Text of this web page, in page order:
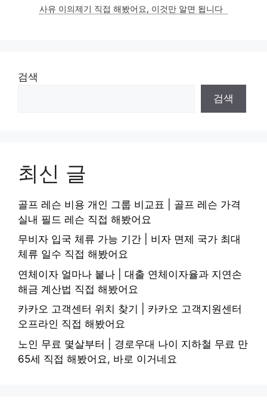
사유 이의제기 직접 해봤어요, 이것만 알면 됩니다
검색
검색
최신 글
골프 레슨 비용 개인 그룹 비교표 | 골프 레슨 가격
실내 필드 레슨 직접 해봤어요
무비자 입국 체류 가능 기간 | 비자 면제 국가 최대
체류 일수 직접 해봤어요
연체이자 얼마나 붙나 | 대출 연체이자율과 지연손
해금 계산법 직접 해봤어요
카카오 고객센터 위치 찾기 | 카카오 고객지원센터
오프라인 직접 해봤어요
노인 무료 몇살부터 | 경로우대 나이 지하철 무료 만
65세 직접 해봤어요, 바로 이거네요